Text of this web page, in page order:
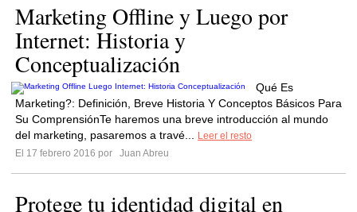
Marketing Offline y Luego por
Internet: Historia y
Conceptualización
Qué Es
Marketing?: Definición, Breve Historia Y Conceptos Básicos Para
Su ComprensiónTe haremos una breve introducción al mundo
del marketing, pasaremos a travé...
Leer el resto
El 17 febrero 2016 por
Juan Abreu
Protege tu identidad digital en